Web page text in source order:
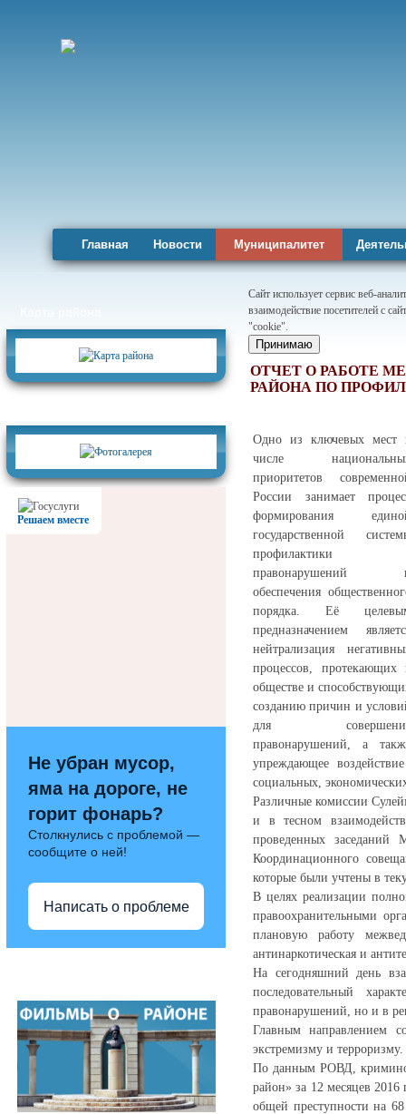
Главная Новости Муниципалитет
Решаем вместе
Не убран мусор,
яма на дороге, не
горит фонарь?
Столкнулись с проблемой —
сообщите о ней!
Написать о проблеме
Сайт использует сервис веб-
взаимодействие посетителей с
"cookie".
Принимаю
ОТЧЕТ О РАБОТЕ
РАЙОНА ПО
Одно из ключевых мест
числе
приоритетов
России занимает
формирования
государственной
профилактики
правонарушений
обеспечения
порядка. Её
предназначением
нейтрализация
процессов, протекающих
обществе и
созданию причин и
для
правонарушений, а
упреждающее
социальных,
Различные комиссии
и в тесном
проведенных
Координационного
которые были учтены в
В целях реализации
правоохранительными
плановую работу
антинаркотическая и
На сегодняшний день
последовательный
правонарушений, но и в
Главным направлением
экстремизму и терроризму.
По данным РОВД,
район» за 12 месяцев
общей преступности на